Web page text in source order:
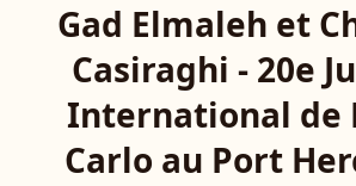
Gad Elmaleh et
Casiraghi - 20e
International de
Carlo au Port